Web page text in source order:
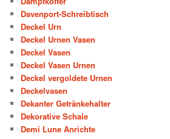
Davenport-Schreibtisch
Deckel Urn
Deckel Urnen Vasen
Deckel Vasen
Deckel Vasen Urnen
Deckel vergoldete Urnen
Deckelvasen
Dekanter Getränkehalter
Dekorative Schale
Demi Lune Anrichte